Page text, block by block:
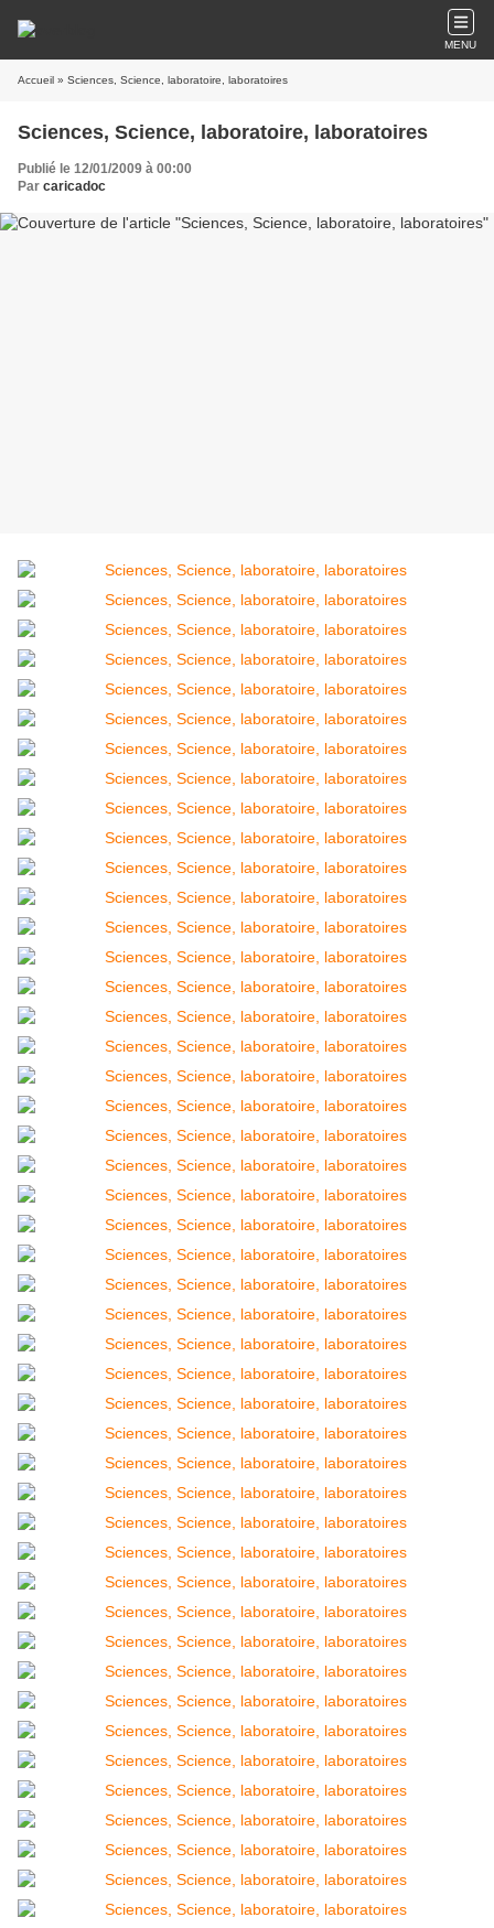
MENU
Accueil » Sciences, Science, laboratoire, laboratoires
Sciences, Science, laboratoire, laboratoires
Publié le 12/01/2009 à 00:00
Par caricadoc